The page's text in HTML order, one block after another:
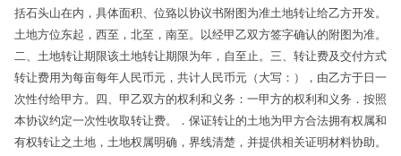
括石头山在内，具体面积、位臵以协议书附图为准土地转让给乙方开发。
土地方位东起，西至，北至，南至。以经甲乙双方签字确认的附图为准。
二、土地转让期限该土地转让期限为年，自至止。三、转让费及交付方式
转让费用为每亩每年人民币元，共计人民币元（大写：），由乙方于日一
次性付给甲方。四、甲乙双方的权利和义务：一甲方的权利和义务．按照
本协议约定一次性收取转让费。．保证转让的土地为甲方合法拥有权属和
有权转让之土地，土地权属明确，界线清楚，并提供相关证明材料协助。